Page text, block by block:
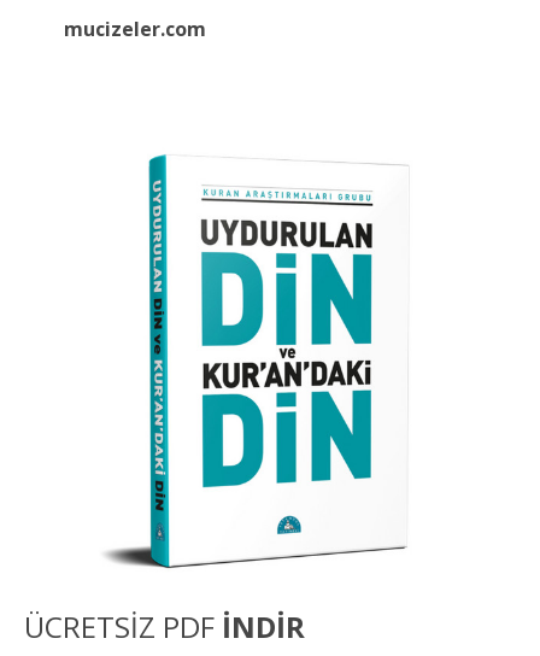
mucizeler.com
ÜCRETSİZ PDF İNDİR